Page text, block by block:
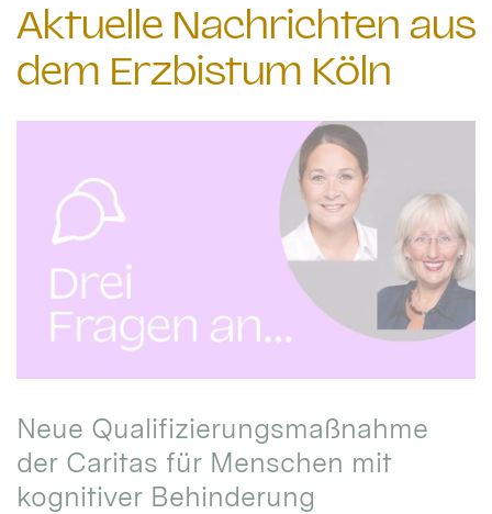
Aktuelle Nachrichten aus
dem Erzbistum Köln
Neue Qualifizierungsmaßnahme
der Caritas für Menschen mit
kognitiver Behinderung